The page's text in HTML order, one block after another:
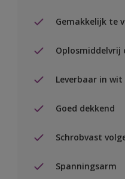
Gemakkelijk te
Oplosmiddelvrij
Leverbaar in
Goed dekkend
Schrobvast
Spanningsarm